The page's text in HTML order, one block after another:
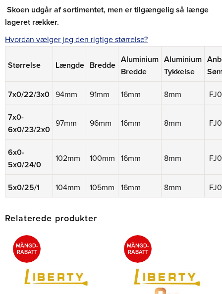
Skoen udgår af sortimentet, men er tilgængelig så længe
lageret rækker.
Hvordan vælger jeg den rigtige størrelse?
Størrelse Længde Bredde
Aluminium
Bredde
Aluminium
Tykkelse
7x0/22/3x0 94mm 91mm 16mm 8mm FJ0
7x0-
6x0/23/2x0
97mm 96mm 16mm 8mm FJ0
6x0-
5x0/24/0
102mm 100mm 16mm 8mm FJ0
5x0/25/1 104mm 105mm 16mm 8mm FJ0
Relaterede produkter
MÄNGD-
RABATT
MÄNGD-
RABATT